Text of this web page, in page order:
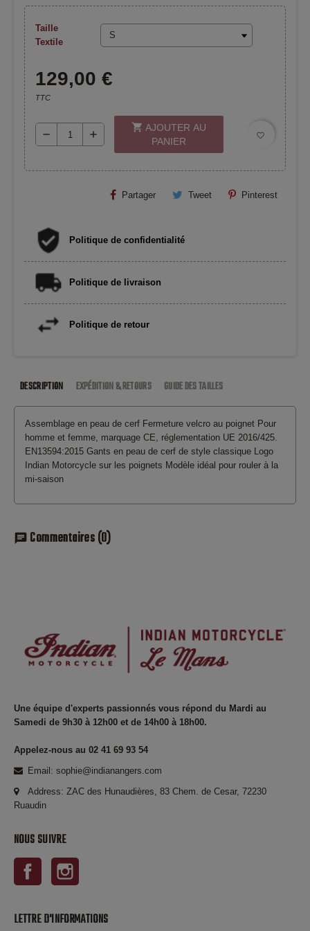
Taille
Textile
129,00 €
TTC
remove add
shopping_cart AJOUTER AU
PANIER
favorite_border
Partager Tweet Pinterest
Politique de confidentialité
Politique de livraison
Politique de retour
DESCRIPTION EXPÉDITION & RETOURS GUIDE DES TAILLES
Assemblage en peau de cerf Fermeture velcro au poignet Pour
homme et femme, marquage CE, réglementation UE 2016/425.
EN13594:2015 Gants en peau de cerf de style classique Logo
Indian Motorcycle sur les poignets Modèle idéal pour rouler à la
mi-saison
chat Commentaires(0)
Une équipe d'experts passionnés vous répond du Mardi au
Samedi de 9h30 à 12h00 et de 14h00 à 18h00.
Appelez-nous au 02 41 69 93 54
Email: sophie@indianangers.com
Address: ZAC des Hunaudières, 83 Chem. de Cesar, 72230
Ruaudin
NOUS SUIVRE
Facebook
LETTRE D'INFORMATIONS